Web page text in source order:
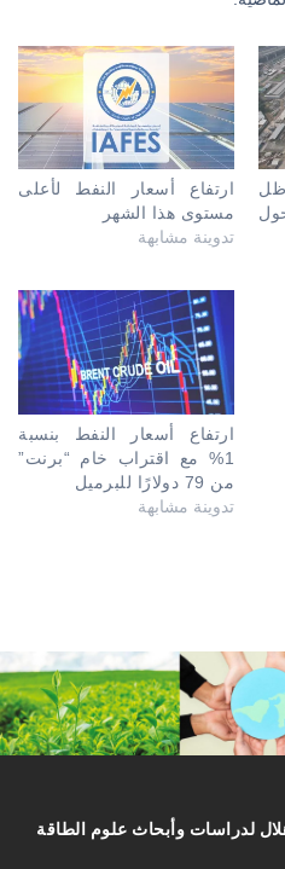
ارتفاع أسعار النفط لأعلى
مستوى هذا الشهر
تدوينة مشابهة
ظل
ارتفاع أسعار النفط بنسبة
1% مع اقتراب خام “برنت”
من 79 دولارًا للبرميل
تدوينة مشابهة
لدراسات وأبحاث علوم الطاقة